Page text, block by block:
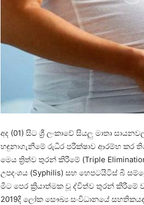
අද (01) සිට ශ්‍රී ලංකාවේ සියලු මාතෘ
හඳුනාගැනීමේ රුධිර පරීක්ෂාව ආරම්භ කර
මෙය ත්‍රිත්ව තුරන් කිරීමේ (Triple
උපදංශය (Syphilis) සහ හෙපටයිටිස් බී
මීට පෙර ක්‍රියාත්මක වූ ද්විත්ව තුරන් කිරීමේ
2019දී ලෝක සෞඛ්‍ය සංවිධානයේ